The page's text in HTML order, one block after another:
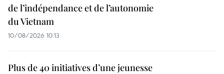
de l’indépendance et de l’autonomie
du Vietnam
10/08/2026 10:13
Plus de 40 initiatives d’une jeunesse